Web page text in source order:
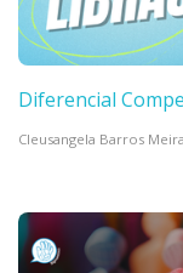
Diferencial
Cleusangela Barros